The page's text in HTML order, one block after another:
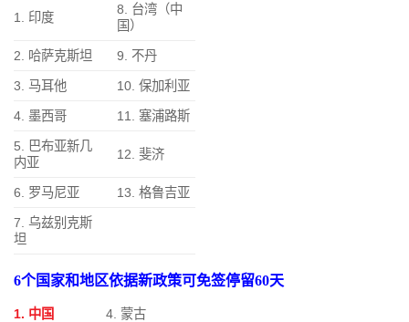
1. 印度
8. 台湾（中
国）
2. 哈萨克斯坦 9. 不丹
3. 马耳他 10. 保加利亚
4. 墨西哥 11. 塞浦路斯
5. 巴布亚新几
内亚
12. 斐济
6. 罗马尼亚 13. 格鲁吉亚
7. 乌兹别克斯
坦
6个国家和地区依据新政策可免签停留60天
1. 中国 4. 蒙古